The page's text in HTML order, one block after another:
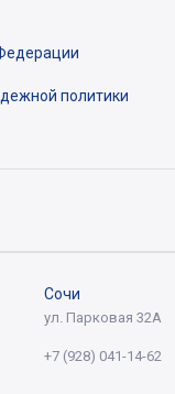
политики
Сочи
ул. Парковая 32А
+7 (928) 041-14-62